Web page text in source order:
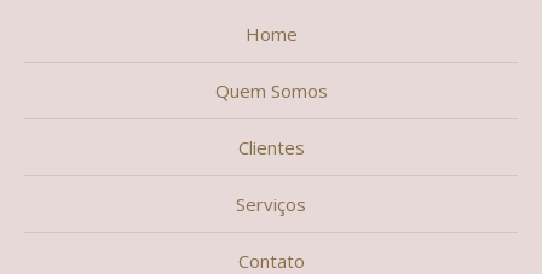
Home
Quem Somos
Clientes
Serviços
Contato